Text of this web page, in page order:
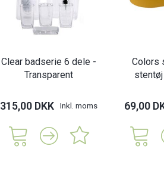
Clear badserie 6 dele -
Transparent
315,00 DKK Inkl. moms
Colors
69,00